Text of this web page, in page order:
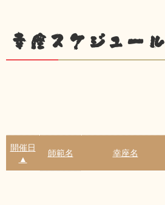
幸座スケジュール
開催日
▲
師範名 幸座名